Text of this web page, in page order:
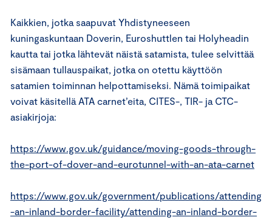
Kaikkien, jotka saapuvat Yhdistyneeseen
kuningaskuntaan Doverin, Euroshuttlen tai Holyheadin
kautta tai jotka lähtevät näistä satamista, tulee selvittää
sisämaan tullauspaikat, jotka on otettu käyttöön
satamien toiminnan helpottamiseksi. Nämä toimipaikat
voivat käsitellä ATA carnet’eita, CITES-, TIR- ja CTC-
asiakirjoja:
https://www.gov.uk/guidance/moving-goods-through-
the-port-of-dover-and-eurotunnel-with-an-ata-carnet
https://www.gov.uk/government/publications/attending
-an-inland-border-facility/attending-an-inland-border-